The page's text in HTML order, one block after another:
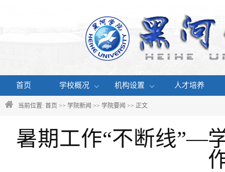
首页 学校概况 机构设置 人才培养
当前位置: 首页 >> 学院新闻 >> 学院要闻 >> 正文
暑期工作“不断线”—